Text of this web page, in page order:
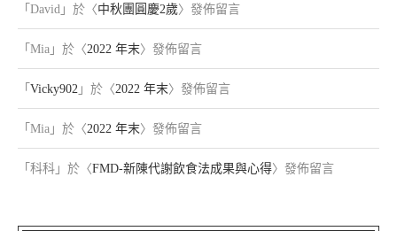
「 David 」於〈中秋團圓慶2歲〉發佈留言
「 Mia 」於〈2022 年末〉發佈留言
「 Vicky902 」於〈2022 年末〉發佈留言
「 Mia 」於〈2022 年末〉發佈留言
「 科科 」於〈FMD-新陳代謝飲食法成果與心得〉發佈留言